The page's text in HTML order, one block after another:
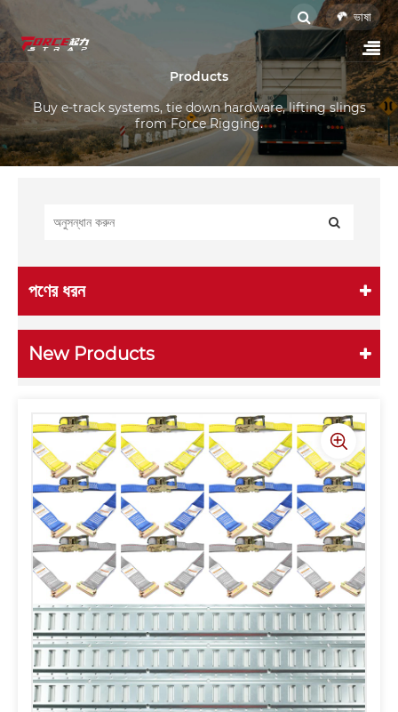
ভাষা
Products
Buy e-track systems, tie down hardware, lifting slings
from Force Rigging.
পণের ধরন
New Products